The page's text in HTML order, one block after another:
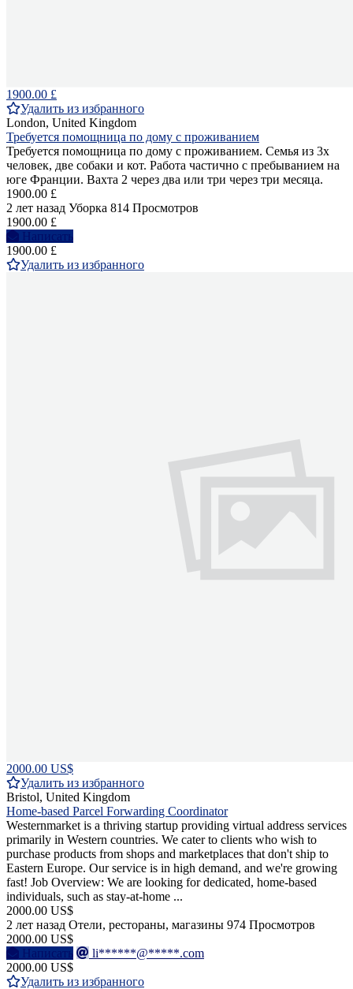
1900.00 £
Удалить из избранного
London, United Kingdom
Требуется помощница по дому с проживанием
Требуется помощница по дому с проживанием. Семья из 3х
человек, две собаки и кот. Работа частично с пребыванием на
юге Франции. Вахта 2 через два или три через три месяца.
1900.00 £
2 лет назад Уборка 814 Просмотров
1900.00 £
Написать
1900.00 £
Удалить из избранного
2000.00 US$
Удалить из избранного
Bristol, United Kingdom
Home-based Parcel Forwarding Coordinator
Westernmarket is a thriving startup providing virtual address services
primarily in Western countries. We cater to clients who wish to
purchase products from shops and marketplaces that don't ship to
Eastern Europe. Our service is in high demand, and we're growing
fast! Job Overview: We are looking for dedicated, home-based
individuals, such as stay-at-home ...
2000.00 US$
2 лет назад Отели, рестораны, магазины 974 Просмотров
2000.00 US$
Написать
li******@*****.com
2000.00 US$
Удалить из избранного